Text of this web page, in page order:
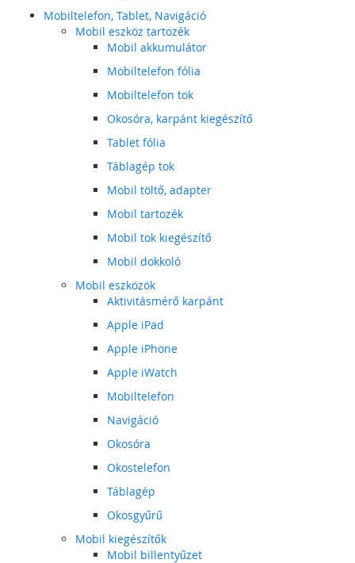
Mobiltelefon, Tablet, Navigáció
Mobil eszköz tartozék
Mobil akkumulátor
Mobiltelefon fólia
Mobiltelefon tok
Okosóra, karpánt kiegészítő
Tablet fólia
Táblagép tok
Mobil töltő, adapter
Mobil tartozék
Mobil tok kiegészítő
Mobil dokkoló
Mobil eszközök
Aktivitásmérő karpánt
Apple iPad
Apple iPhone
Apple iWatch
Mobiltelefon
Navigáció
Okosóra
Okostelefon
Táblagép
Okosgyűrű
Mobil kiegészítők
Mobil billentyűzet